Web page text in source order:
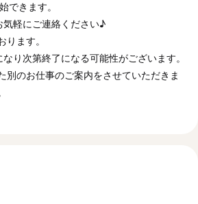
できます。
軽にご連絡ください♪
ります。
り次第終了になる可能性がございます。
別のお仕事のご案内をさせていただきま